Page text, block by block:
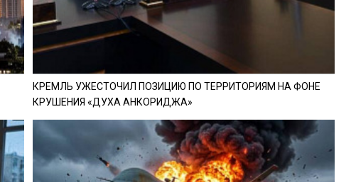
КРЕМЛЬ УЖЕСТОЧИЛ ПОЗИЦИЮ ПО ТЕРРИТОРИЯМ НА ФОНЕ
КРУШЕНИЯ «ДУХА АНКОРИДЖА»